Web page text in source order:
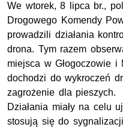
We wtorek, 8 lipca br.,
Drogowego Komendy
prowadzili działania
drona. Tym razem
miejsca w Głogoczowie i
dochodzi do wykroczeń
zagrożenie dla pieszych.
Działania miały na celu
stosują się do